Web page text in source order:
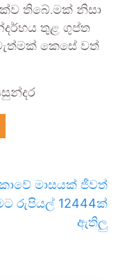
තිබේ.මක් නිසා
තුළ ගුප්ත
කෙසේ වත්
මාසයක් ජීවත්
රුපියල් 12444ක්
ඇතිලු